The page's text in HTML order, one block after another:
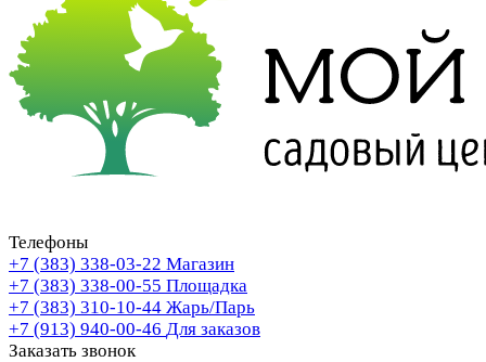
Телефоны
+7 (383) 338-03-22 Магазин
+7 (383) 338-00-55 Площадка
+7 (383) 310-10-44 Жарь/Парь
+7 (913) 940-00-46 Для заказов
Заказать звонок